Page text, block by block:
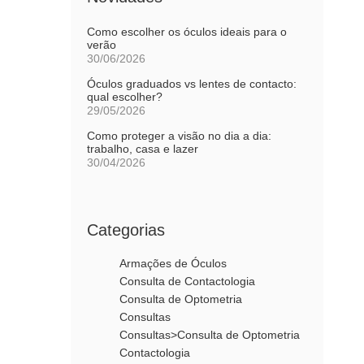
Como escolher os óculos ideais para o
verão
30/06/2026
Óculos graduados vs lentes de contacto:
qual escolher?
29/05/2026
Como proteger a visão no dia a dia:
trabalho, casa e lazer
30/04/2026
Categorias
Armações de Óculos
Consulta de Contactologia
Consulta de Optometria
Consultas
Consultas>Consulta de Optometria
Contactologia